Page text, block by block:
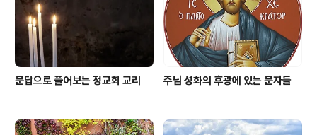
문답으로 풀어보는 정교회 교리 주님 성화의 후광에 있는 문자들